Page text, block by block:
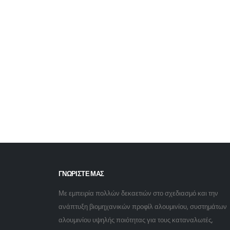
ΓΝΩΡΙΣΤΕ ΜΑΣ
Με εμπειρία πολλών δεκαετιών στο σχεδιασμό και την
ανάπτυξη βιομηχανικών προφίλ αλουμινίου, συστημάτων
αλουμινίου υψηλής ποιότητας για τους καταναλωτές,